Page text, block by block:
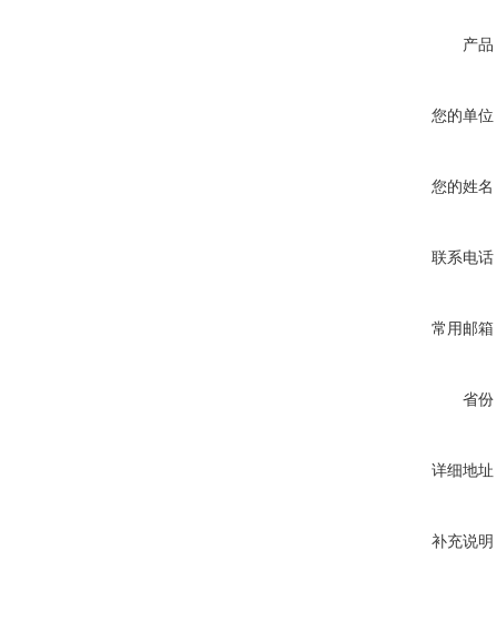
产品
您的单位
您的姓名
联系电话
常用邮箱
省份
详细地址
补充说明